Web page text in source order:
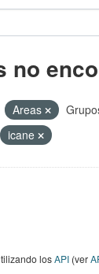
no
Areas
icane
losAPI(ver